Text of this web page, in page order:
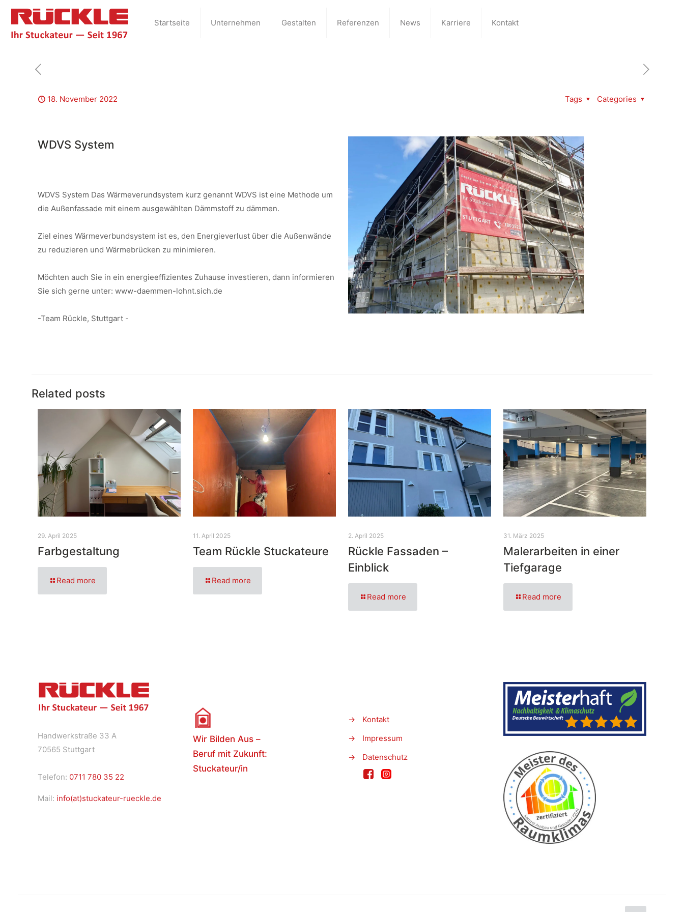
Startseite Unternehmen Gestalten Referenzen News Karriere Kontakt
18. November 2022 Categories
Tags
WDVS System
WDVS System Das Wärmeverundsystem kurz genannt WDVS ist eine Methode um
die Außenfassade mit einem ausgewählten Dämmstoff zu dämmen.
Ziel eines Wärmeverbundsystem ist es, den Energieverlust über die Außenwände
zu reduzieren und Wärmebrücken zu minimieren.
Möchten auch Sie in ein energieeffizientes Zuhause investieren, dann informieren
Sie sich gerne unter: www-daemmen-lohnt.sich.de
-Team Rückle, Stuttgart -
Related posts
29. April 2025
Farbgestaltung
Read more
11. April 2025
Team Rückle Stuckateure
Read more
2. April 2025
Rückle Fassaden –
Einblick
Read more
31. März 2025
Malerarbeiten in einer
Tiefgarage
Read more
Handwerkstraße 33 A
70565 Stuttgart
Telefon: 0711 780 35 22
Mail: info(at)stuckateur-rueckle.de
Wir Bilden Aus –
Beruf mit Zukunft:
Stuckateur/in
→
Kontakt
→
Impressum
→
Datenschutz